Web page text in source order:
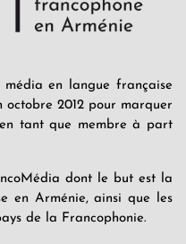
média en langue française
2012 pour marquer
en tant que membre à part
dont le but est la
en Arménie, ainsi que les
de la Francophonie.